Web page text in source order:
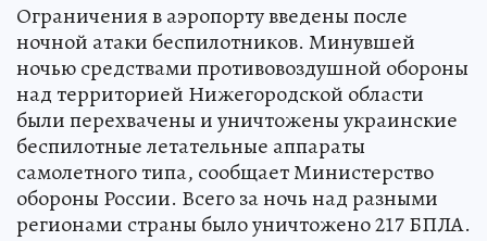
Ограничения в аэропорту введены после
ночной атаки беспилотников. Минувшей
ночью средствами противовоздушной обороны
над территорией Нижегородской области
были перехвачены и уничтожены украинские
беспилотные летательные аппараты
самолетного типа, сообщает Министерство
обороны России. Всего за ночь над разными
регионами страны было уничтожено 217 БПЛА.